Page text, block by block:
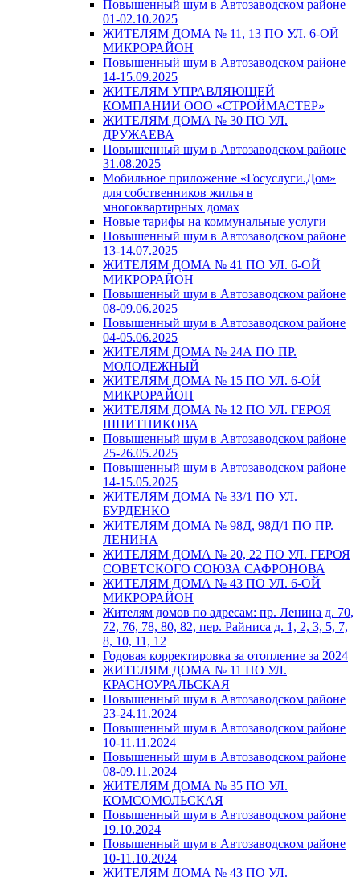
Повышенный шум в Автозаводском районе
01-02.10.2025
ЖИТЕЛЯМ ДОМА № 11, 13 ПО УЛ. 6-ОЙ
МИКРОРАЙОН
Повышенный шум в Автозаводском районе
14-15.09.2025
ЖИТЕЛЯМ УПРАВЛЯЮЩЕЙ
КОМПАНИИ ООО «СТРОЙМАСТЕР»
ЖИТЕЛЯМ ДОМА № 30 ПО УЛ.
ДРУЖАЕВА
Повышенный шум в Автозаводском районе
31.08.2025
Мобильное приложение «Госуслуги.Дом»
для собственников жилья в
многоквартирных домах
Новые тарифы на коммунальные услуги
Повышенный шум в Автозаводском районе
13-14.07.2025
ЖИТЕЛЯМ ДОМА № 41 ПО УЛ. 6-ОЙ
МИКРОРАЙОН
Повышенный шум в Автозаводском районе
08-09.06.2025
Повышенный шум в Автозаводском районе
04-05.06.2025
ЖИТЕЛЯМ ДОМА № 24А ПО ПР.
МОЛОДЕЖНЫЙ
ЖИТЕЛЯМ ДОМА № 15 ПО УЛ. 6-ОЙ
МИКРОРАЙОН
ЖИТЕЛЯМ ДОМА № 12 ПО УЛ. ГЕРОЯ
ШНИТНИКОВА
Повышенный шум в Автозаводском районе
25-26.05.2025
Повышенный шум в Автозаводском районе
14-15.05.2025
ЖИТЕЛЯМ ДОМА № 33/1 ПО УЛ.
БУРДЕНКО
ЖИТЕЛЯМ ДОМА № 98Д, 98Д/1 ПО ПР.
ЛЕНИНА
ЖИТЕЛЯМ ДОМА № 20, 22 ПО УЛ. ГЕРОЯ
СОВЕТСКОГО СОЮЗА САФРОНОВА
ЖИТЕЛЯМ ДОМА № 43 ПО УЛ. 6-ОЙ
МИКРОРАЙОН
Жителям домов по адресам: пр. Ленина д. 70,
72, 76, 78, 80, 82, пер. Райниса д. 1, 2, 3, 5, 7,
8, 10, 11, 12
Годовая корректировка за отопление за 2024
ЖИТЕЛЯМ ДОМА № 11 ПО УЛ.
КРАСНОУРАЛЬСКАЯ
Повышенный шум в Автозаводском районе
23-24.11.2024
Повышенный шум в Автозаводском районе
10-11.11.2024
Повышенный шум в Автозаводском районе
08-09.11.2024
ЖИТЕЛЯМ ДОМА № 35 ПО УЛ.
КОМСОМОЛЬСКАЯ
Повышенный шум в Автозаводском районе
19.10.2024
Повышенный шум в Автозаводском районе
10-11.10.2024
ЖИТЕЛЯМ ДОМА № 43 ПО УЛ.